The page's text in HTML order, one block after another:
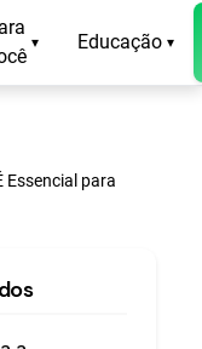
▾ Educação ▾
Essencial para